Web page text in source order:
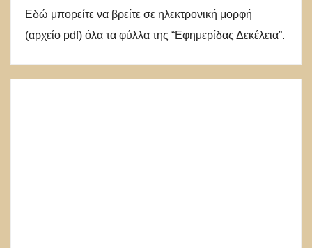
Εδώ μπορείτε να βρείτε σε ηλεκτρονική μορφή
(αρχείο pdf) όλα τα φύλλα της “Εφημερίδας Δεκέλεια”.